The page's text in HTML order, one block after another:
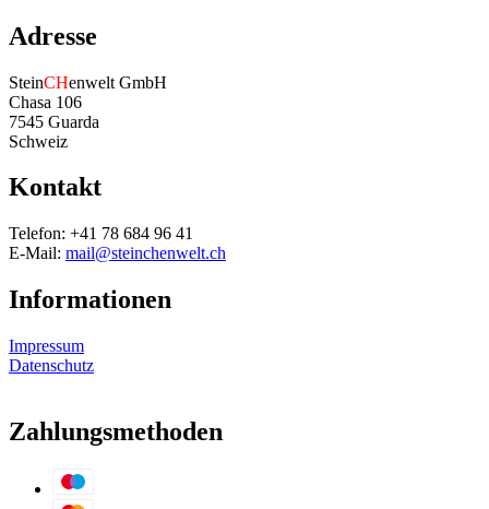
Adresse
SteinCHenwelt GmbH
Chasa 106
7545 Guarda
Schweiz
Kontakt
Telefon: +41 78 684 96 41
E-Mail: mail@steinchenwelt.ch
Informationen
Impressum
Datenschutz
Zahlungsmethoden